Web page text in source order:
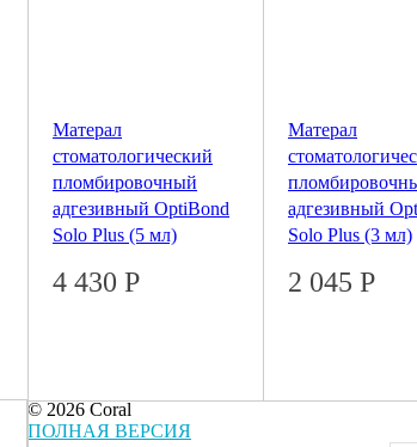
Матерал
стоматологический
пломбировочный
адгезивный OptiBond
Solo Plus (5 мл)
4 430 Р
Матерал
адгезивный
Solo Plus (3 мл)
2 045 Р
© 2026 Coral
ПОЛНАЯ ВЕРСИЯ